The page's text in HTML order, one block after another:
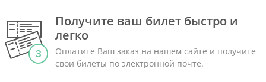
Получите ваш билет быстро и
легко
Оплатите Ваш заказ на нашем сайте и получите
свои билеты по электронной почте.